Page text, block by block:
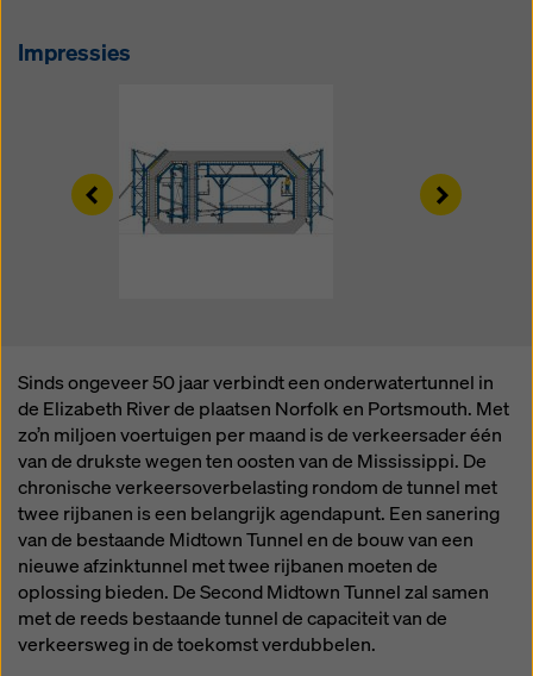
Impressies
Left Right
Sinds ongeveer 50 jaar verbindt een onderwatertunnel in
de Elizabeth River de plaatsen Norfolk en Portsmouth. Met
zo’n miljoen voertuigen per maand is de verkeersader één
van de drukste wegen ten oosten van de Mississippi. De
chronische verkeersoverbelasting rondom de tunnel met
twee rijbanen is een belangrijk agendapunt. Een sanering
van de bestaande Midtown Tunnel en de bouw van een
nieuwe afzinktunnel met twee rijbanen moeten de
oplossing bieden. De Second Midtown Tunnel zal samen
met de reeds bestaande tunnel de capaciteit van de
verkeersweg in de toekomst verdubbelen.
'Weigeren' of door uw
te allen tijde intrekken met werking voor de toekomst
en zonder opgaaf van reden door te klikken op
cookie-instellingenonderaan deze website.